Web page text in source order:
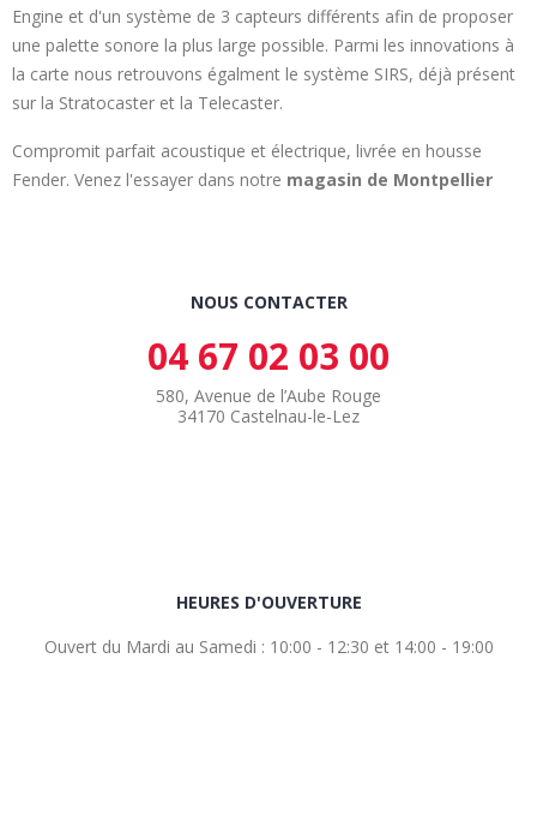
Engine et d'un système de 3 capteurs différents afin de proposer
une palette sonore la plus large possible. Parmi les innovations à
la carte nous retrouvons égalment le système SIRS, déjà présent
sur la Stratocaster et la Telecaster.
Compromit parfait acoustique et électrique, livrée en housse
Fender. Venez l'essayer dans notre magasin de Montpellier
NOUS CONTACTER
04 67 02 03 00
580, Avenue de l’Aube Rouge
34170 Castelnau-le-Lez
HEURES D'OUVERTURE
Ouvert du Mardi au Samedi : 10:00 - 12:30 et 14:00 - 19:00